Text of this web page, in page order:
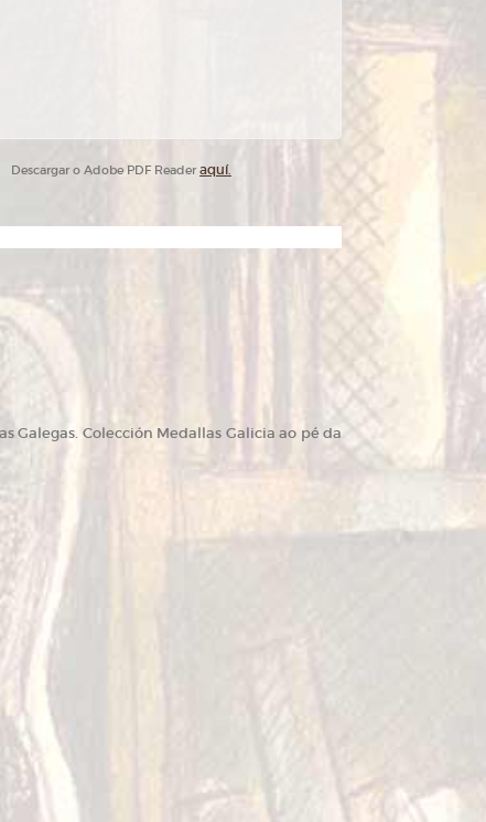
Descargar o Adobe PDF Readeraquí.
Galegas. Colección Medallas Galicia ao pé da